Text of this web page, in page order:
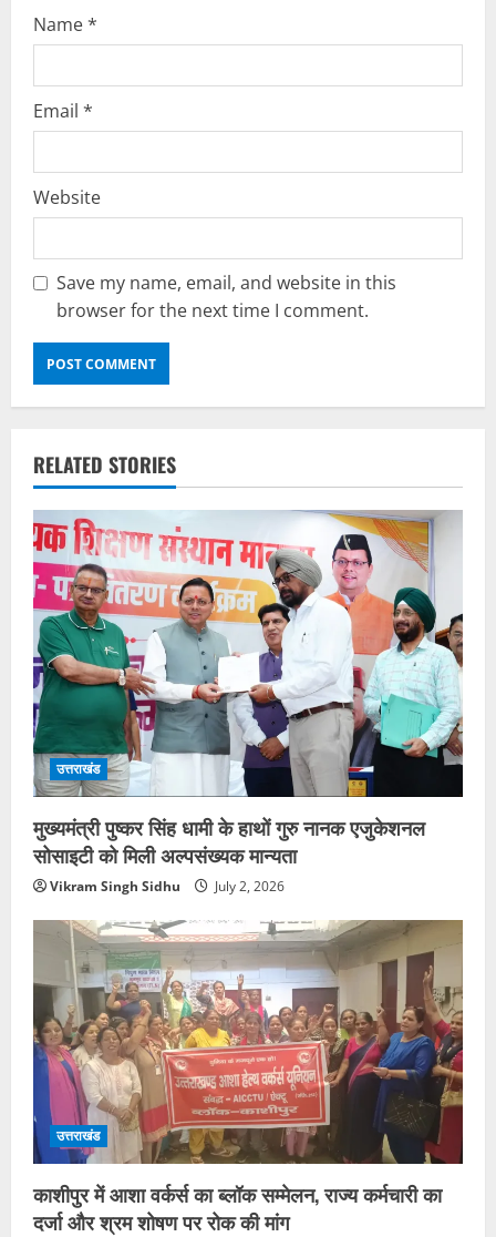
Name*
Email *
Website
Save my name, email, and website in this
browser for the next time I comment.
RELATED STORIES
उत्तराखंड
मुख्यमंत्री पुष्कर सिंह धामी के हाथों गुरु नानक एजुकेशनल
सोसाइटी को मिली अल्पसंख्यक मान्यता
Vikram Singh Sidhu July 2, 2026
उत्तराखंड
काशीपुर में आशा वर्कर्स का ब्लॉक सम्मेलन, राज्य कर्मचारी का
दर्जा और श्रम शोषण पर रोक की मांग